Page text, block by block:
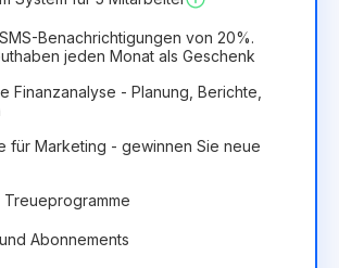
Benachrichtigungen von 20%.
jeden Monat als Geschenk
Finanzanalyse - Planung, Berichte,
für Marketing - gewinnen Sie neue
Treueprogramme
Abonnements